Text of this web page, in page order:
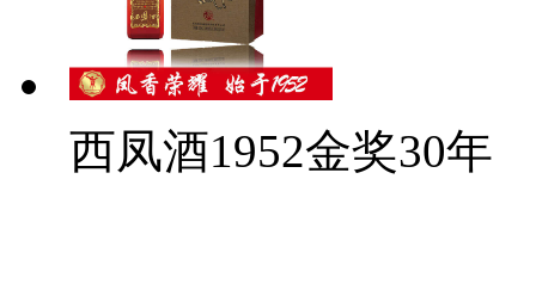
西凤酒1952金奖30年